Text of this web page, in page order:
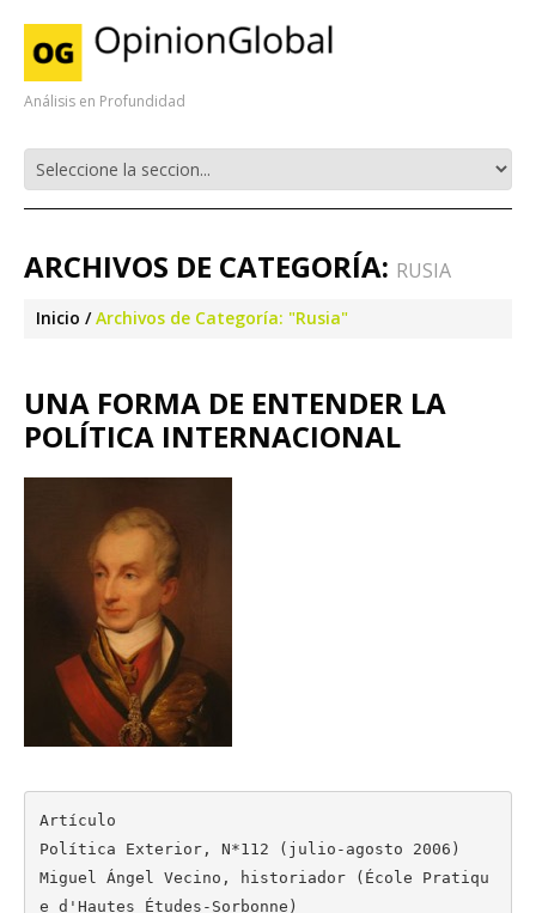
Análisis en Profundidad
ARCHIVOS DE CATEGORÍA: RUSIA
Inicio Archivos de Categoría: "Rusia"
UNA FORMA DE ENTENDER LA
POLÍTICA INTERNACIONAL
Artículo
Política Exterior, N*112 (julio-agosto 2006)
Miguel Ángel Vecino, historiador (École Pratiqu
e d'Hautes Études-Sorbonne)